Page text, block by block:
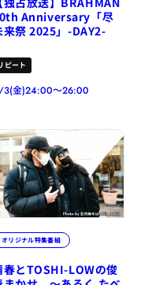
Anniversary「尽
来祭 2025」-DAY2-
ピート
金)24:00～26:00
オリジナル特集番組
春とTOSHI-LOWの俊